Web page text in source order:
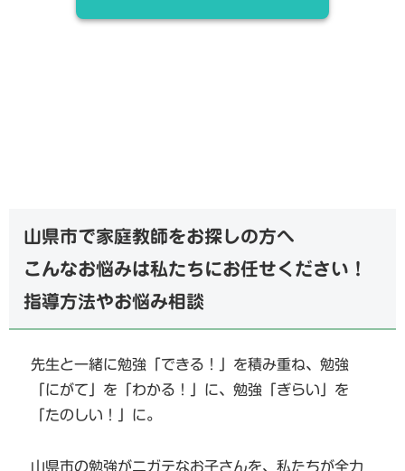
山県市で家庭教師をお探しの方へ
こんなお悩みは私たちにお任せください！
指導方法やお悩み相談
先生と一緒に勉強「できる！」を積み重ね、勉強
「にがて」を「わかる！」に、勉強「ぎらい」を
「たのしい！」に。
山県市の勉強がニガテなお子さんを、私たちが全力